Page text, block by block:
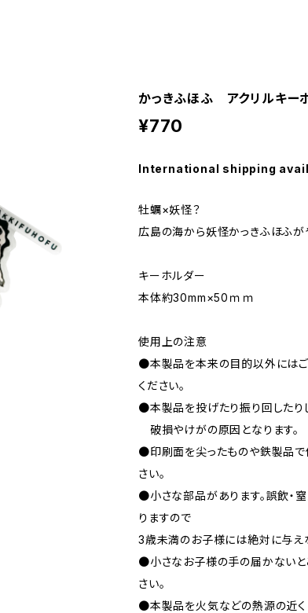
かっきふほふ アクリルキー
¥770
International shipping
牡蠣×妖怪？
広島の海から妖怪かっきふほふが
キーホルダー
本体約30mm×50ｍｍ
使用上の注意
●本製品を本来の目的以外には
ください。
●本製品を投げたり振り回したり
破損やけがの原因となります。
●印刷面を尖ったものや鉄製品で
さい。
●小さな部品があります。誤飲・
りますので
3歳未満のお子様には絶対に与え
●小さなお子様の手の届かないと
さい。
●本製品を火気などの熱源の近く